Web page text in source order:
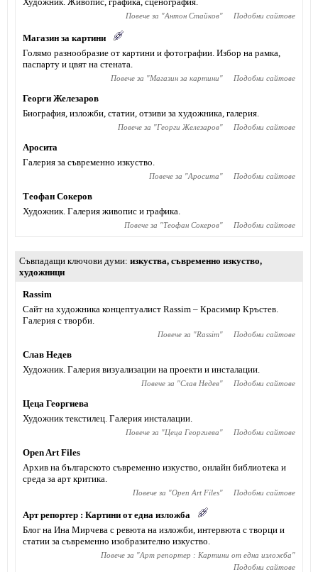
Повече за "Антон Стайков" Подобни сайтове
Магазин за картини
Голямо разнообразие от картини и фотографии. Избор на рамка,
паспарту и цвят на стената.
Повече за "Магазин за картини" Подобни сайтове
Георги Железаров
Биография, изложби, статии, отзиви за художника, галерия.
Повече за "Георги Железаров" Подобни сайтове
Аросита
Галерия за съвременно изкуство.
Повече за "Аросита" Подобни сайтове
Теофан Сокеров
Художник. Галерия живопис и графика.
Повече за "Теофан Сокеров" Подобни сайтове
Съвпадащи ключови думи изкуства, съвременно изкуство,
художници
Rassim
Сайт на художника концептуалист Rassim – Красимир Кръстев.
Галерия с творби.
Повече за "Rassim" Подобни сайтове
Слав Недев
Художник. Галерия визуализации на проекти и инсталации.
Повече за "Слав Недев" Подобни сайтове
Цеца Георгиева
Художник текстилец. Галерия инсталации.
Повече за "Цеца Георгиева" Подобни сайтове
Open Art Files
Архив на българското съвременно изкуство, онлайн библиотека и
среда за арт критика.
Повече за "Open Art Files" Подобни сайтове
Арт репортер : Картини от една изложба
Блог на Ина Мирчева с ревюта на изложби, интервюта с творци и
статии за съвременно изобразително изкуство.
Повече за "Арт репортер : Картини от една изложба"
Подобни сайтове